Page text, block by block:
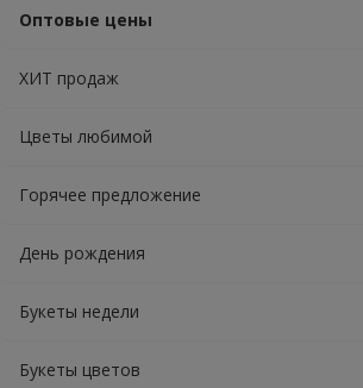
Оптовые цены
ХИТ продаж
Цветы любимой
Горячее предложение
День рождения
Букеты недели
Букеты цветов